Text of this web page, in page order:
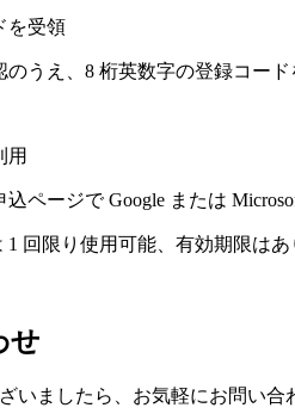
を受領
のうえ、8 桁英数字の登録コード
用
込ページで Google または
回限り使用可能、有効期限は
せ
いましたら、お気軽にお問い合